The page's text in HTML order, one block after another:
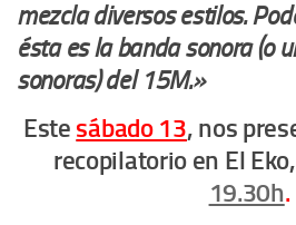
mezcla diversos estilos.
ésta es la banda sonora (o
sonoras) del 15M.»
Este sábado 13, nos
recopilatorio en El
19.30h.